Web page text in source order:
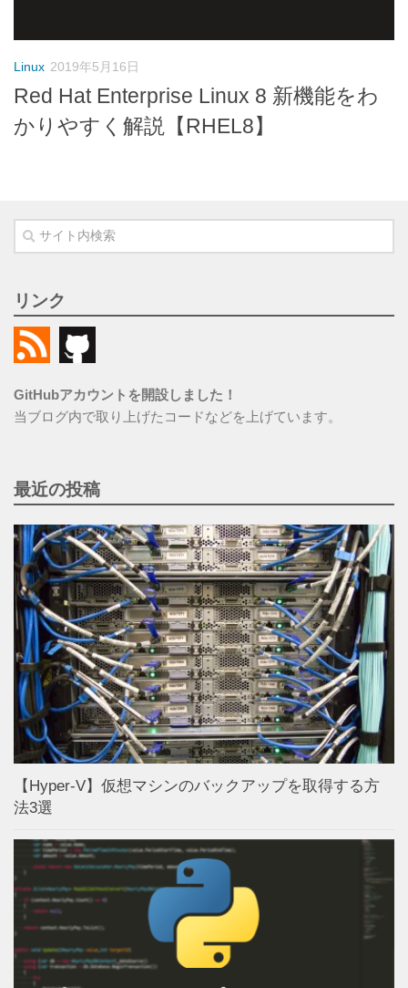
Linux 2019年5月16日
Red Hat Enterprise Linux 8 新機能をわ
かりやすく解説【RHEL8】
リンク
GitHubアカウントを開設しました！
当ブログ内で取り上げたコードなどを上げています。
最近の投稿
【Hyper-V】仮想マシンのバックアップを取得する方
法3選